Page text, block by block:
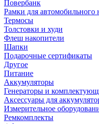
Повербанк
Рамки для автомобильного
Термосы
Толстовки и худи
Флеш накопители
Шапки
Подарочные сертификаты
Другое
Питание
Аккумуляторы
Генераторы и
Аксессуары для
Измерительное
Ремкомплекты